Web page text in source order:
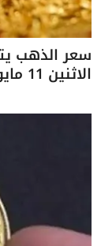
الاثنين 11 مايو 2026